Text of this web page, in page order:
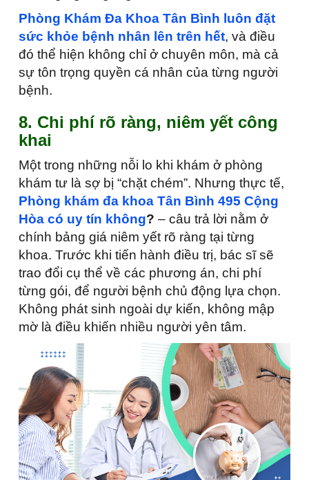
Phòng Khám Đa Khoa Tân Bình luôn đặt
sức khỏe bệnh nhân lên trên hết, và điều
đó thể hiện không chỉ ở chuyên môn, mà cả
sự tôn trọng quyền cá nhân của từng người
bệnh.
8. Chi phí rõ ràng, niêm yết công
khai
Một trong những nỗi lo khi khám ở phòng
khám tư là sợ bị “chặt chém”. Nhưng thực tế,
Phòng khám đa khoa Tân Bình 495 Cộng
Hòa có uy tín không? – câu trả lời nằm ở
chính bảng giá niêm yết rõ ràng tại từng
khoa. Trước khi tiến hành điều trị, bác sĩ sẽ
trao đổi cụ thể về các phương án, chi phí
từng gói, để người bệnh chủ động lựa chọn.
Không phát sinh ngoài dự kiến, không mập
mờ là điều khiến nhiều người yên tâm.